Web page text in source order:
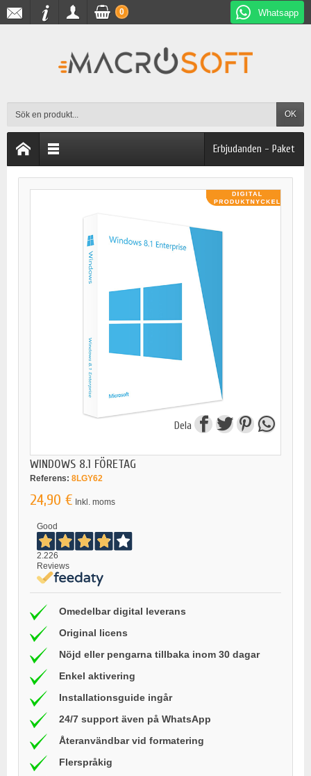
Whatsapp
OK
0
Erbjudanden - Paket
Dela
WINDOWS 8.1 FÖRETAG
Referens: 8LGY62
24,90 € Inkl. moms
Good
2.226
Reviews
Omedelbar digital leverans
Original licens
Nöjd eller pengarna tillbaka inom 30 dagar
Enkel aktivering
Installationsguide ingår
24/7 support även på WhatsApp
Återanvändbar vid formatering
Flerspråkig